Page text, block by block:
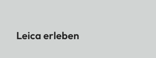
Leica erleben